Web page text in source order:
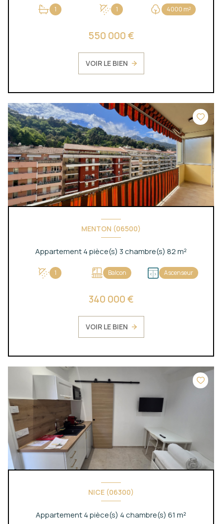
1 1 4000 m²
550 000 €
VOIR LE BIEN
MENTON (06500)
Appartement 4 pièce(s) 3 chambre(s) 82 m²
1 Balcon Ascenseur
340 000 €
VOIR LE BIEN
NICE (06300)
Appartement 4 pièce(s) 4 chambre(s) 61 m²